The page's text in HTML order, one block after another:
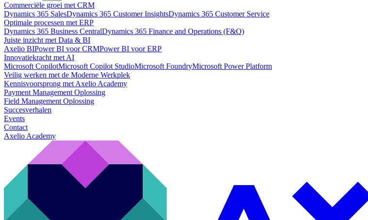
Commerciële groei met CRM
Dynamics 365 SalesDynamics 365 Customer InsightsDynamics 365 Customer Service
Optimale processen met ERP
Dynamics 365 Business CentralDynamics 365 Finance and Operations (F&O)
Juiste inzicht met Data & BI
Axelio BIPower BI voor CRMPower BI voor ERP
Innovatiekracht met AI
Microsoft CopilotMicrosoft Copilot StudioMicrosoft FoundryMicrosoft Power Platform
Veilig werken met de Moderne Werkplek
Kennisvoorsprong met Axelio Academy
Payment Management Oplossing
Field Management Oplossing
Succesverhalen
Events
Contact
Axelio Academy